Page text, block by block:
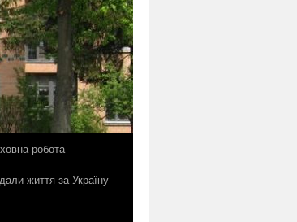
робота
життя за Україну